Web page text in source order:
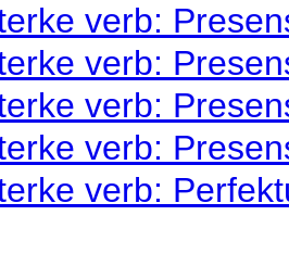
verb:
verb:
verb:
verb:
verb: